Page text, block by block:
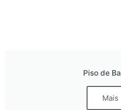
Piso de
Mais